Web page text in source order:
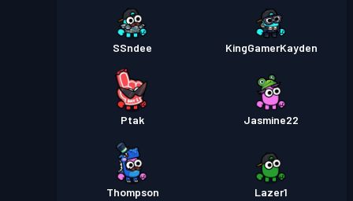
SSndee KingGamerKayden
Ptak Jasmine22
Thompson Lazer1